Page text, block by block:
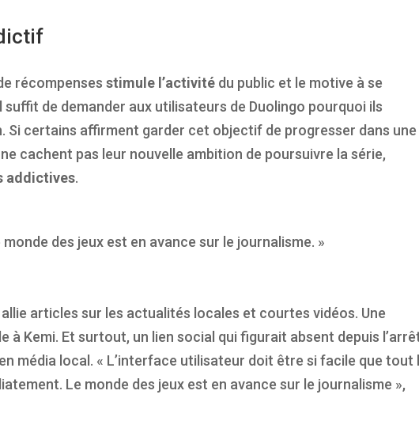
récompensesstimule l’activité du public et le motive à se
de demander aux utilisateurs de Duolingo pourquoi ils
Si certains affirment garder cet objectif de progresser dans une
cachent pas leur nouvelle ambition de poursuivre la série,
addictives.
des jeux est en avance sur le journalisme. »
articles sur les actualités locales et courtes vidéos. Une
à Kemi. Et surtout, un lien social qui figurait absent depuis
média local. « L’interface utilisateur doit être si facile que tout
Le monde des jeux est en avance sur le journalisme »,